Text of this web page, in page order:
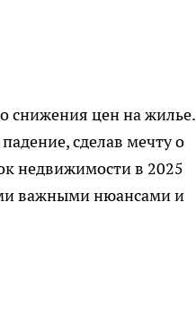
снижения цен на жилье.
сделав мечту о
недвижимости в 2025
важными нюансами и